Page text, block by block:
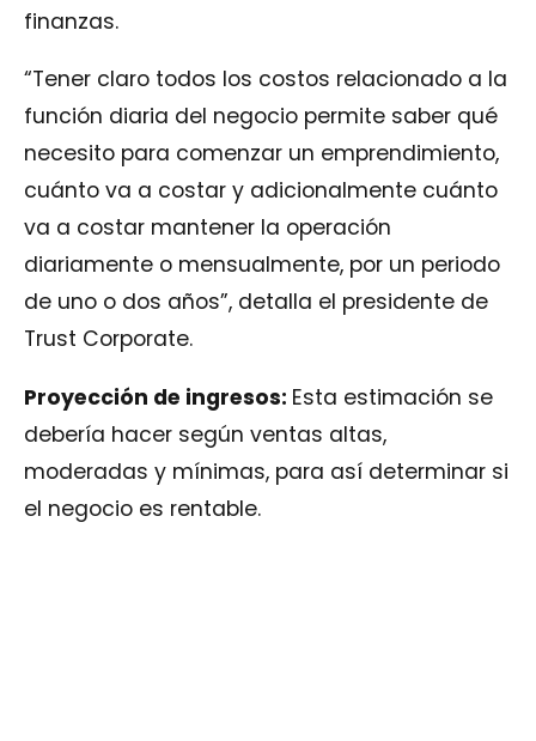
finanzas.
“Tener claro todos los costos relacionado a la
función diaria del negocio permite saber qué
necesito para comenzar un emprendimiento,
cuánto va a costar y adicionalmente cuánto
va a costar mantener la operación
diariamente o mensualmente, por un periodo
de uno o dos años”, detalla el presidente de
Trust Corporate.
Proyección de ingresos: Esta estimación se
debería hacer según ventas altas,
moderadas y mínimas, para así determinar si
el negocio es rentable.